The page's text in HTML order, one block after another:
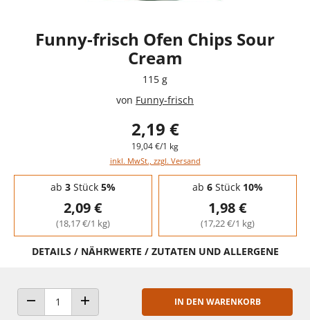
Funny-frisch Ofen Chips Sour
Cream
115 g
von Funny-frisch
2,19 €
19,04 €/1 kg
inkl. MwSt., zzgl. Versand
Staffelpreise - Mengenrabatt
ab 3Stück 5%
2,09 €
(18,17 €/1 kg)
ab 6Stück 10%
1,98 €
(17,22 €/1 kg)
DETAILS / NÄHRWERTE / ZUTATEN UND ALLERGENE
ANZAHL VERRINGERNANZAHL ERHÖHEN
IN DEN WARENKORB